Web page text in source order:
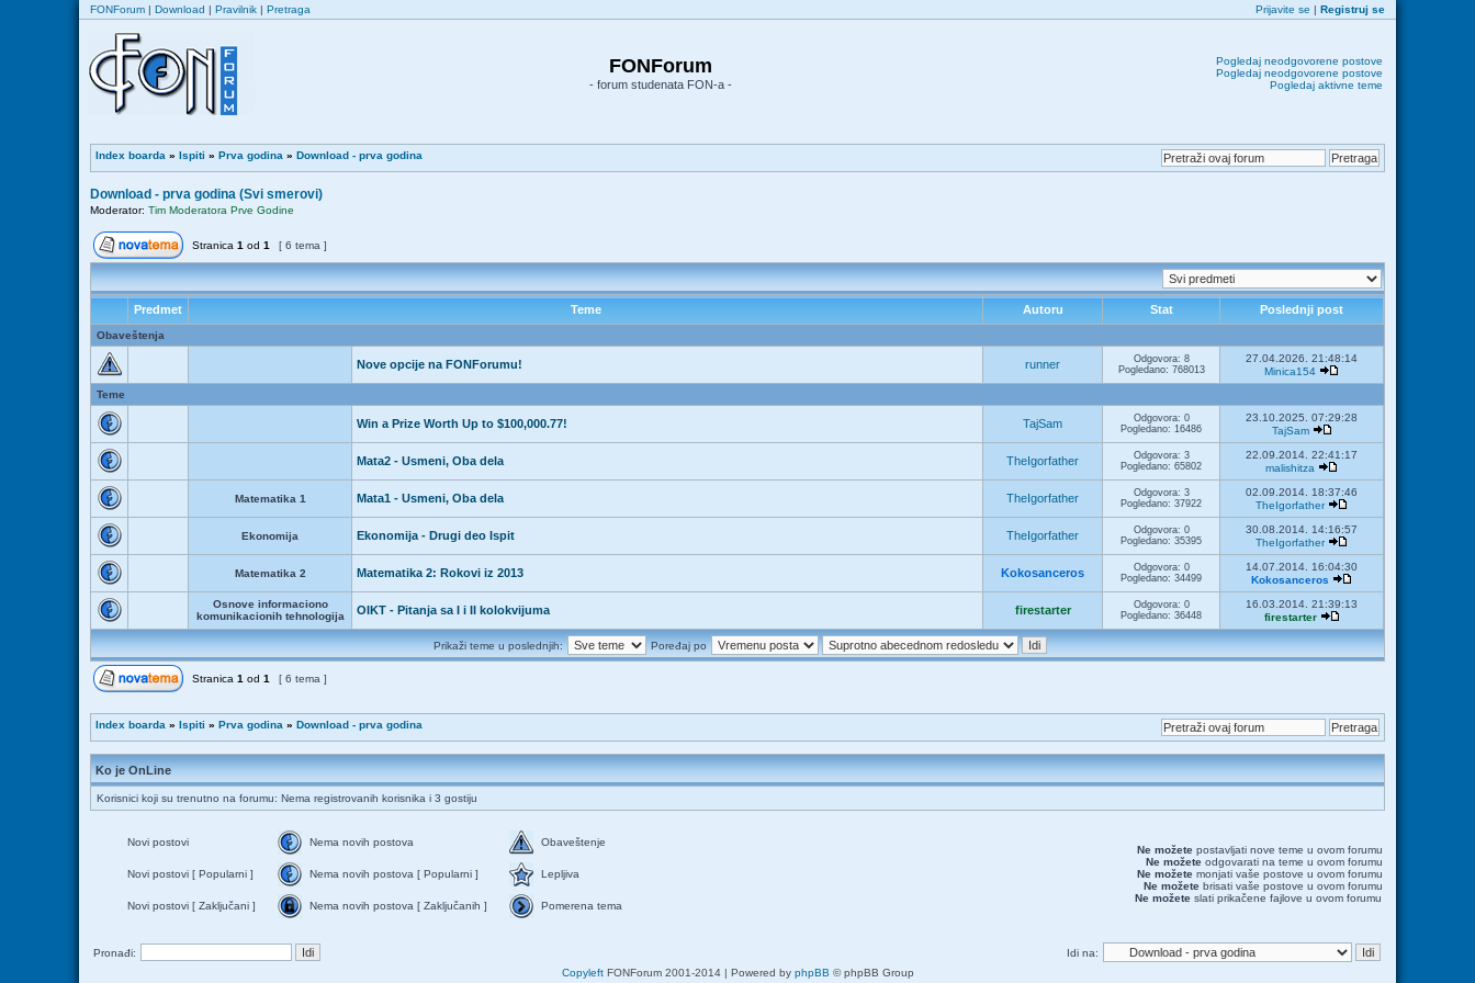
FONForum | Download | Pravilnik | Pretraga Prijavite se | Registruj se
FONForum
- forum studenata FON-a -
Pogledaj neodgovorene postove
Pogledaj neodgovorene postove
Pogledaj aktivne teme
Index boarda » Ispiti » Prva godina » Download - prva godina
Download - prva godina (Svi smerovi)
Moderator: Tim Moderatora Prve Godine
Stranica 1 od 1 [ 6 tema ]
Predmet Teme Autoru Stat Poslednji post
Obaveštenja
Nove opcije na FONForumu! runner
Odgovora: 8
Pogledano: 768013
27.04.2026. 21:48:14
Minica154
Teme
Win a Prize Worth Up to $100,000.77! TajSam
Odgovora: 0
Pogledano: 16486
23.10.2025. 07:29:28
TajSam
Mata2 - Usmeni, Oba dela TheIgorfather
Odgovora: 3
Pogledano: 65802
22.09.2014. 22:41:17
malishitza
Matematika 1 Mata1 - Usmeni, Oba dela TheIgorfather
Odgovora: 3
Pogledano: 37922
02.09.2014. 18:37:46
TheIgorfather
Ekonomija Ekonomija - Drugi deo Ispit TheIgorfather
Odgovora: 0
Pogledano: 35395
30.08.2014. 14:16:57
TheIgorfather
Matematika 2 Matematika 2: Rokovi iz 2013 Kokosanceros
Odgovora: 0
Pogledano: 34499
14.07.2014. 16:04:30
Kokosanceros
Osnove informaciono
komunikacionih tehnologija
OIKT - Pitanja sa I i II kolokvijuma firestarter
Odgovora: 0
Pogledano: 36448
16.03.2014. 21:39:13
firestarter
Prikaži teme u poslednjih: Poređaj po
Stranica 1 od 1 [ 6 tema ]
Index boarda » Ispiti » Prva godina » Download - prva godina
Ko je OnLine
Korisnici koji su trenutno na forumu: Nema registrovanih korisnika i 3 gostiju
Novi postovi Nema novih postova Obaveštenje
Novi postovi [ Popularni ] Nema novih postova [ Popularni ] Lepljiva
Novi postovi [ Zaključani ] Nema novih postova [ Zaključanih ] Pomerena tema
Ne možete postavljati nove teme u ovom forumu
Ne možete odgovarati na teme u ovom forumu
Ne možete monjati vaše postove u ovom forumu
Ne možete brisati vaše postove u ovom forumu
Ne možete slati prikačene fajlove u ovom forumu
Pronađi:
Idi na:
CopyleftFONForum 2001-2014 | Powered by phpBB © phpBB Group